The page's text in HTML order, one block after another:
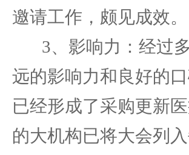
邀请工作，颇见成效。
3、影响力：经过多
远的影响力和良好的
已经形成了采购更新
的大机构已将大会列